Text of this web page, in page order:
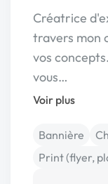
Créatrice
travers mon
vos
vous…
Voir plus
Bannière
Print (flyer,